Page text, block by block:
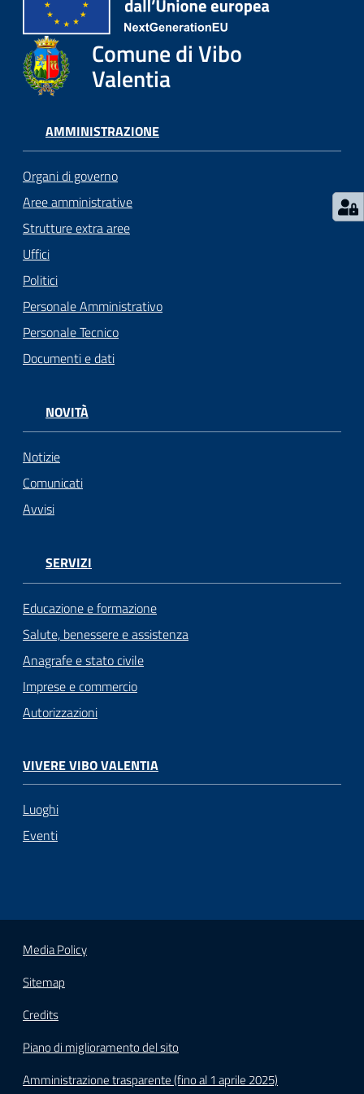
argomenti...
Seguici
Comune di Vibo
Valentia
AMMINISTRAZIONE
Organi di governo
Aree amministrative
Strutture extra aree
Uffici
Politici
Personale Amministrativo
Personale Tecnico
Documenti e dati
NOVITÀ
Notizie
Comunicati
Avvisi
SERVIZI
Educazione e formazione
Salute, benessere e assistenza
Anagrafe e stato civile
Imprese e commercio
Autorizzazioni
VIVERE VIBO VALENTIA
Luoghi
Eventi
Media Policy
Sitemap
Credits
Piano di miglioramento del sito
Amministrazione trasparente (fino al 1 aprile 2025)